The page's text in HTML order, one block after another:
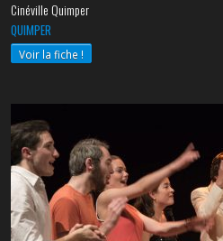
Cinéville Quimper
QUIMPER
Voir la fiche !